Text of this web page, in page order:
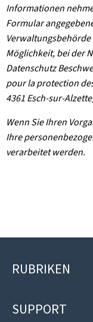
Informationen
Formular
Möglichkeit, bei der
Datenschutz
pour la protection
4361 Esch-sur-
Wenn Sie Ihren
Ihre
verarbeitet werden.
Footer
RUBRIKEN
SUPPORT